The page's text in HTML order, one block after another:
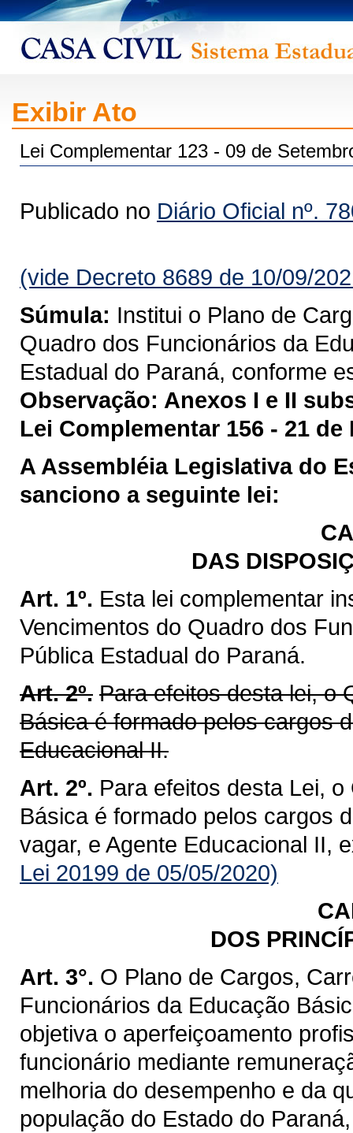
Exibir Ato
Lei Complementar 123 - 09 de
Publicado no Diário Oficial nº.
(vide Decreto 8689 de 10/09/
Súmula: Institui o Plano de
Quadro dos Funcionários da
Estadual do Paraná, conforme
Observação: Anexos I e II
Lei Complementar 156 - 21 de
A Assembléia Legislativa do
sanciono a seguinte lei:
DAS
Art. 1º. Esta lei complementar
Vencimentos do Quadro dos
Pública Estadual do Paraná.
Art. 2º. Para efeitos desta lei, o
Básica é formado pelos cargos
Educacional II.
Art. 2º. Para efeitos desta Lei,
Básica é formado pelos cargos
vagar, e Agente Educacional II,
Lei 20199 de 05/05/2020)
DOS
Art. 3°. O Plano de Cargos,
Funcionários da Educação
objetiva o aperfeiçoamento
funcionário mediante
melhoria do desempenho e da
população do Estado do